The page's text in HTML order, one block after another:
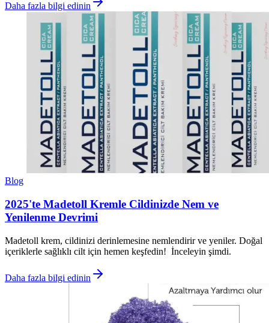
Daha fazla bilgi edinin
Blog
2025'te Madetoll Kremle Cildinizde Nem ve
Yenilenme Devrimi
Madetoll krem, cildinizi derinlemesine nemlendirir ve yeniler. Doğal
içeriklerle sağlıklı cilt için hemen keşfedin! İnceleyin şimdi.
Daha fazla bilgi edinin